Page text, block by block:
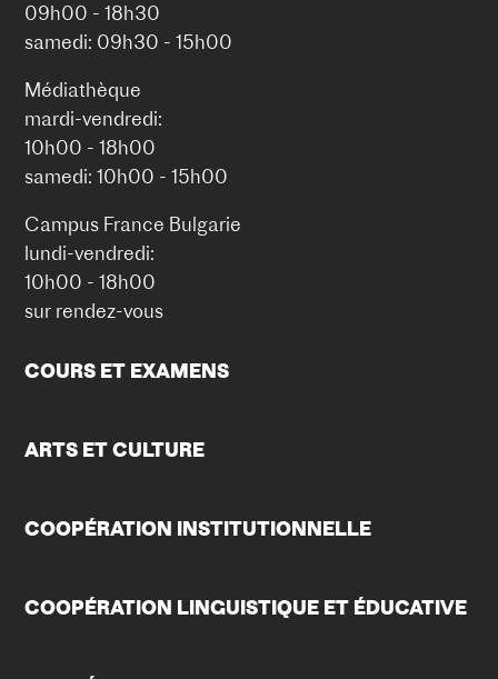
09h00 - 18h30
samedi: 09h30 - 15h00
Médiathèque
mardi-vendredi:
10h00 - 18h00
samedi: 10h00 - 15h00
Campus France Bulgarie
lundi-vendredi:
10h00 - 18h00
sur rendez-vous
COURS ET EXAMENS
ARTS ET CULTURE
COOPÉRATION INSTITUTIONNELLE
COOPÉRATION LINGUISTIQUE ET ÉDUCATIVE